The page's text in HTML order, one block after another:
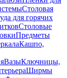
Столовая
для горячих
Столовые
Предметы
Кашпо,
ВазыКлючницы,
Ширмы